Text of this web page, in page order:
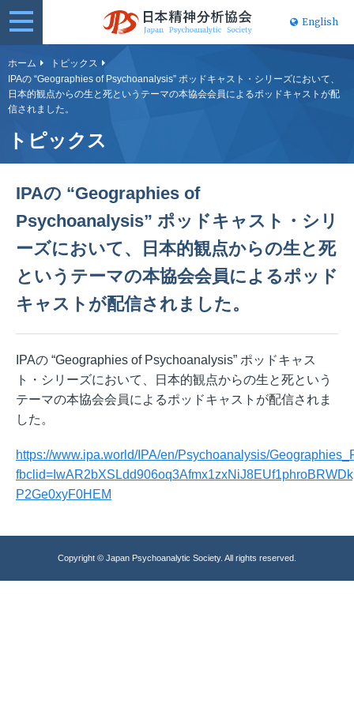
日本精神分
析協会
English
ホーム
トピックス
IPAの “Geographies of Psychoanalysis” ポッドキャスト・シリーズにおいて、
日本的観点からの生と死というテーマの本協会会員によるポッドキャストが配
信されました。
トピックス
IPAの “Geographies of
Psychoanalysis” ポッドキャスト・シリ
ーズにおいて、日本的観点からの生と死
というテーマの本協会会員によるポッド
キャストが配信されました。
IPAの “Geographies of Psychoanalysis” ポッドキャス
ト・シリーズにおいて、日本的観点からの生と死という
テーマの本協会会員によるポッドキャストが配信されま
した。
https://www.ipa.world/IPA/en/Psychoanalysis/
P2Ge0xyF0HEM
Copyright © Japan Psychoanalytic Society. All rights reserved.